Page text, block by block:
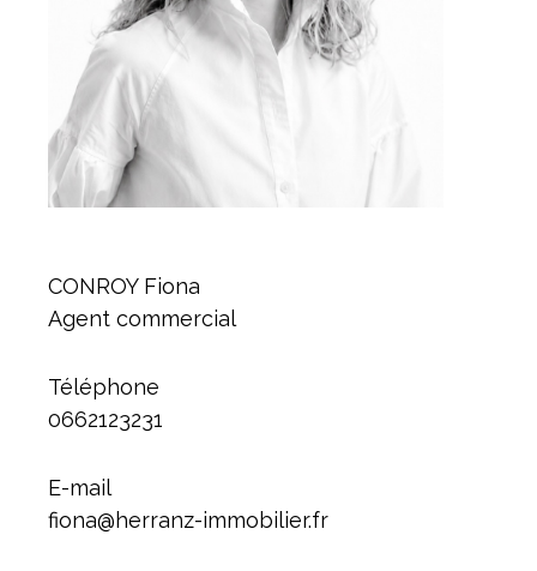
CONROY Fiona
Agent commercial
Téléphone
0662123231
E-mail
fiona@herranz-immobilier.fr